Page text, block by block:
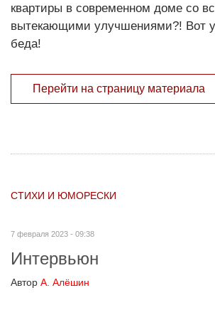
квартиры в современном доме со
вытекающими улучшениями?! Вот
беда!
Перейти на страницу материала
СТИХИ И ЮМОРЕСКИ
7 февраля 2023 - 09:38
Интервьюн
Автор А. Алёшин